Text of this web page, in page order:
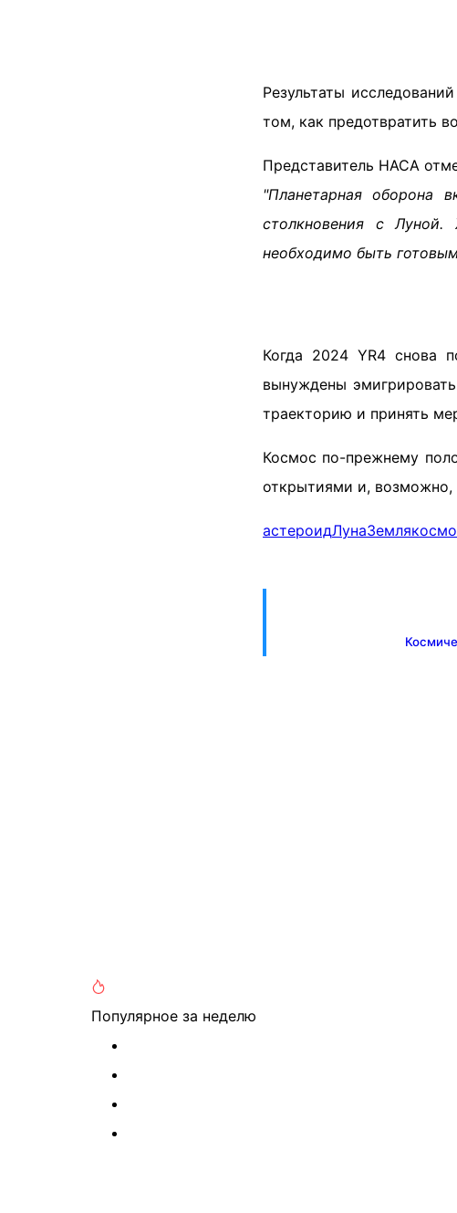
Результаты
том, как предотвратить
Представитель НАСА
"Планетарная оборона
столкновения с Луной.
необходимо быть
Когда 2024 YR4 снова
вынуждены
траекторию и принять
Космос по-прежнему
открытиями и, возможно,
астероидЛунаЗемля
Популярное за неделю